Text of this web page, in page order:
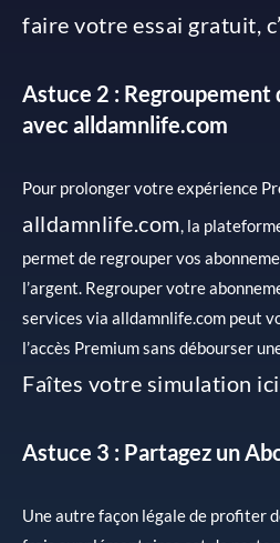
faire votre essai gratuit,
Astuce 2 : Regroupement
avec alldamnlife.com
Pour prolonger votre expérience
alldamnlife.com, la
permet de regrouper vos
l’argent. Regrouper votre
services via alldamnlife.com peut
l’accès Premium sans débourser
Faîtes votre simulation
Astuce 3 : Partagez un
Une autre façon légale de profiter